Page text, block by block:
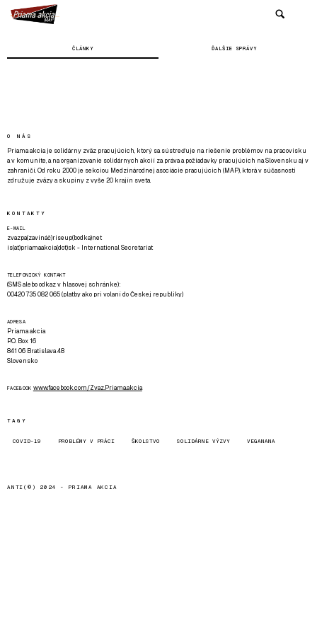
ČLÁNKY ĎALŠIE SPRÁVY
O NÁS
Priama akcia je solidárny zväz pracujúcich, ktorý sa sústreďuje na riešenie problémov na pracovisku
a v komunite, a na organizovanie solidárnych akcií za práva a požiadavky pracujúcich na Slovensku aj v
zahraničí. Od roku 2000 je sekciou Medzinárodnej asociácie pracujúcich (MAP), ktorá v súčasnosti
združuje zväzy a skupiny z vyše 20 krajín sveta.
KONTAKTY
E-MAIL
zvazpa(zavináč)riseup(bodka)net
is(at)priamaakcia(dot)sk - International Secretariat
TELEFONICKÝ KONTAKT
(SMS alebo odkaz v hlasovej schránke):
00420 735 082 065 (platby ako pri volaní do Českej republiky)
ADRESA
Priama akcia
P.O. Box 16
841 06 Bratislava 48
Slovensko
FACEBOOK www.facebook.com/Zvaz.Priama.akcia
TAGY
COVID-19 PROBLÉMY V PRÁCI ŠKOLSTVO SOLIDÁRNE VÝZVY VEGANANA
ANTI(©) 2024 - PRIAMA AKCIA